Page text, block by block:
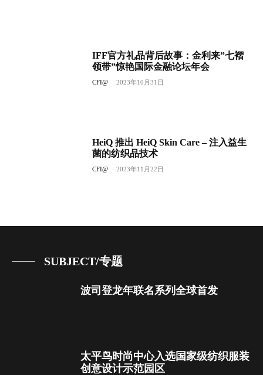
IFF官方礼品背后故事：金利来”七褶
领带”惊艳国际金融论坛年会
CFI@ - 2023年10月31日
HeiQ 推出 HeiQ Skin Care – 注入益生
菌的纺织品技术
CFI@ - 2023年11月22日
SUBJECT/专题
波司登龙年联名系列全球首发
太平鸟时尚中心入选国家级纺织服装
创意设计示范园区